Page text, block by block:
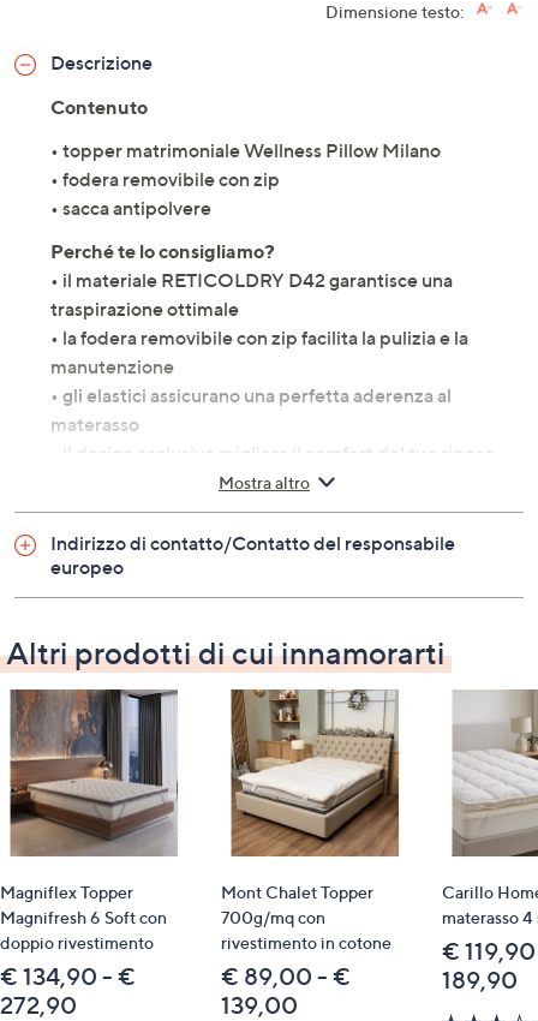
Dimensione testo:
Descrizione
Contenuto
• topper matrimoniale Wellness Pillow Milano
• fodera removibile con zip
• sacca antipolvere
Perché te lo consigliamo?
• il materiale RETICOLDRY D42 garantisce una
traspirazione ottimale
• la fodera removibile con zip facilita la pulizia e la
manutenzione
• gli elastici assicurano una perfetta aderenza al
materasso
• il design esclusivo migliora il comfort del tuo riposo
• interno: schiuma viscoelastica a cella aperta
• lavaggio in lavatrice
Misure
• topper matrimoniale: 160x190x7 cm
Mostra altro
Indirizzo di contatto/Contatto del responsabile
europeo
Altri prodotti di cui innamorarti
Magniflex Topper
Magnifresh 6 Soft con
doppio rivestimento
€ 134,90 - €
272,90
Mont Chalet Topper
700g/mq con
rivestimento in cotone
€ 89,00 - €
139,00
Carillo
materasso
€
189,90